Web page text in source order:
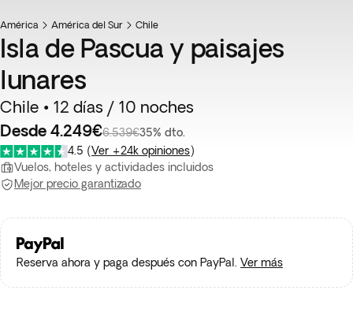
América América del Sur Chile
Isla de Pascua y paisajes
lunares
Chile • 12 días / 10 noches
Desde 4.249€6.539€35% dto.
4.5 (Ver +24k opiniones)
Vuelos, hoteles y actividades incluidos
Mejor precio garantizado
Reserva ahora y paga después con PayPal. Ver más